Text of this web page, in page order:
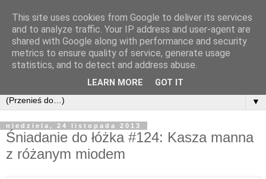
▼
niedziela, 24 listopada 2013
Śniadanie do łóżka #124: Kasza manna
z różanym miodem
This site uses cookies from Google to deliver its services
and to analyze traffic. Your IP address and user-agent are
shared with Google along with performance and security
metrics to ensure quality of service, generate usage
statistics, and to detect and address abuse.
LEARN MORE GOT IT